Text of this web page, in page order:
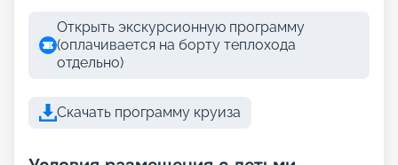
Открыть экскурсионную программу
(оплачивается на борту теплохода
отдельно)
Скачать программу круиза